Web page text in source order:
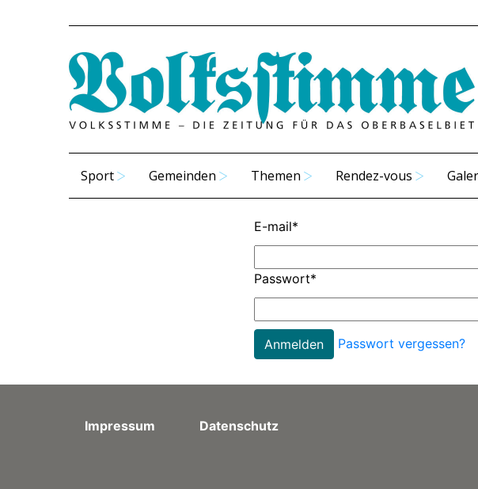
Sport Gemeinden Themen Rendez-vous
E-mail*
Passwort*
Passwort vergessen?
Impressum Datenschutz